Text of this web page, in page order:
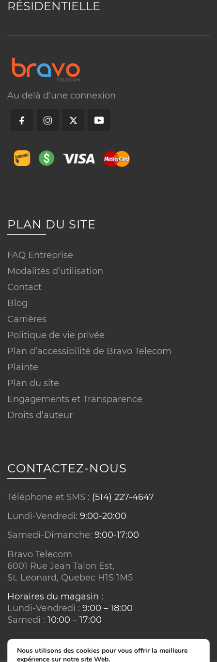
RÉSIDENTIELLE
Au delà d’une connexion
PLAN DU SITE
FAQ Entreprise
Modalités d’utilisation
Contact
Blog
Carrières
Politique de vie privée
Plan d’accessibilité de Bravo Telecom
Plainte
Plan du site
Engagements et Transparence
Droits d’auteur
CONTACTEZ-NOUS
Téléphone et SMS : (514) 227-4647
Lundi-Vendredi: 9:00-20:00
Samedi-Dimanche: 9:00-17:00
Bravo Telecom
6001 Rue Jean Talon Est,
St. Leonard, Quebec H1S 1M5
Horaires du magasin :
Lundi-Vendredi : 9:00 – 18:00
Samedi : 10:00 – 17:00
Nous utilisons des cookies pour vous offrir la meilleure
expérience sur notre site Web.
Visitez nos bureaux
Conditions
professionnels, travailleurs autonomes,
PME, commerces, bureaux et
Ces conditions ne s’appliquent pas aux
Inclus – location gratuite
Adaptateur IP HD (1 ligne)
Inclus– location gratuite
Capsules Wi-Fi Mesh supplémentaires
En location à partir de
Switch réseau
Achat :30 $
Telecom n’est pas autorisée.